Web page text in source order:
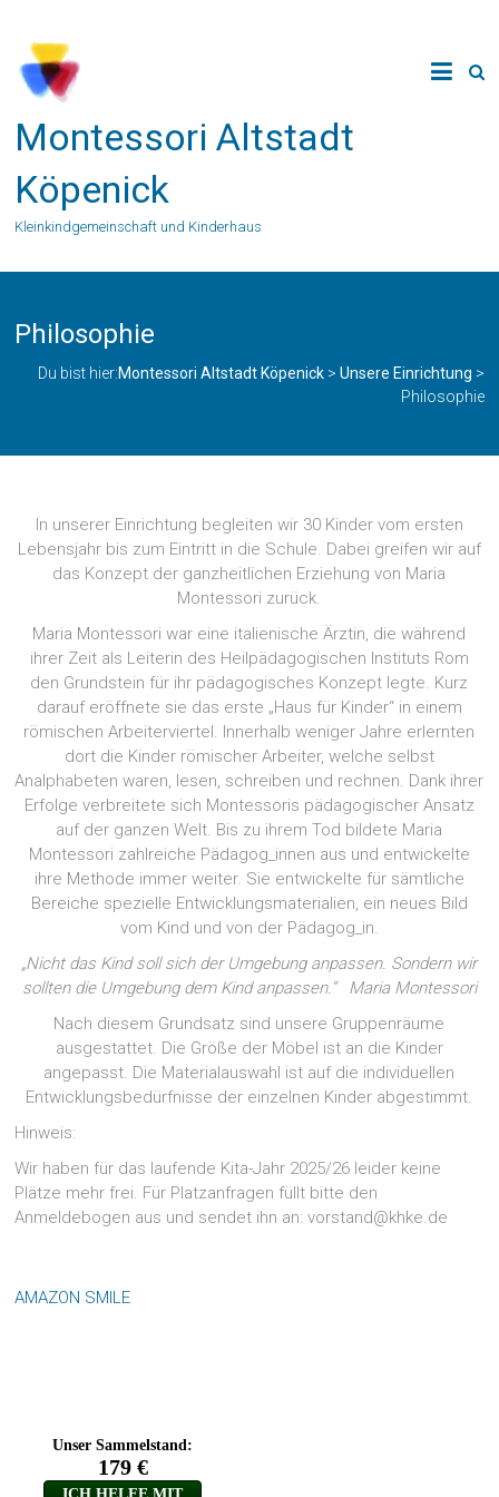
springen
Montessori Altstadt
Köpenick
Kleinkindgemeinschaft und Kinderhaus
Philosophie
Du bist hier:Montessori Altstadt Köpenick> Unsere Einrichtung >
Philosophie
In unserer Einrichtung begleiten wir 30 Kinder vom ersten
Lebensjahr bis zum Eintritt in die Schule. Dabei greifen wir auf
das Konzept der ganzheitlichen Erziehung von Maria
Montessori zurück.
Maria Montessori war eine italienische Ärztin, die während
ihrer Zeit als Leiterin des Heilpädagogischen Instituts Rom
den Grundstein für ihr pädagogisches Konzept legte. Kurz
darauf eröffnete sie das erste „Haus für Kinder“ in einem
römischen Arbeiterviertel. Innerhalb weniger Jahre erlernten
dort die Kinder römischer Arbeiter, welche selbst
Analphabeten waren, lesen, schreiben und rechnen. Dank ihrer
Erfolge verbreitete sich Montessoris pädagogischer Ansatz
auf der ganzen Welt. Bis zu ihrem Tod bildete Maria
Montessori zahlreiche Pädagog_innen aus und entwickelte
ihre Methode immer weiter. Sie entwickelte für sämtliche
Bereiche spezielle Entwicklungsmaterialien, ein neues Bild
vom Kind und von der Pädagog_in.
„Nicht das Kind soll sich der Umgebung anpassen. Sondern wir
sollten die Umgebung dem Kind anpassen.“ Maria Montessori
Nach diesem Grundsatz sind unsere Gruppenräume
ausgestattet. Die Größe der Möbel ist an die Kinder
angepasst. Die Materialauswahl ist auf die individuellen
Entwicklungsbedürfnisse der einzelnen Kinder abgestimmt.
Hinweis:
Wir haben für das laufende Kita-Jahr 2025/26 leider keine
Plätze mehr frei. Für Platzanfragen füllt bitte den
Anmeldebogen aus und sendet ihn an: vorstand@khke.de
AMAZON SMILE